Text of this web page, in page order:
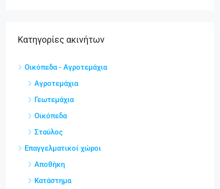
Κατηγορίες ακινήτων
Οικόπεδα - Αγροτεμάχια
Αγροτεμάχια
Γεωτεμάχια
Οικόπεδα
Σταύλος
Επαγγελματικοί χώροι
Αποθήκη
Κατάστημα